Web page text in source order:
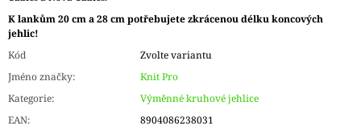
K lankům 20 cm a 28 cm potřebujete zkrácenou délku koncových
jehlic!
Kód
Zvolte variantu
Jméno značky:
Knit Pro
Kategorie:
Výměnné kruhové jehlice
EAN:
8904086238031